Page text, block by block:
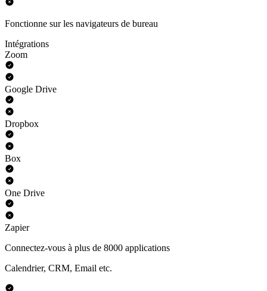
Fonctionne sur les navigateurs de bureau
Intégrations
Zoom
Google Drive
Dropbox
Box
One Drive
Zapier
Connectez-vous à plus de 8000 applications
Calendrier, CRM, Email etc.